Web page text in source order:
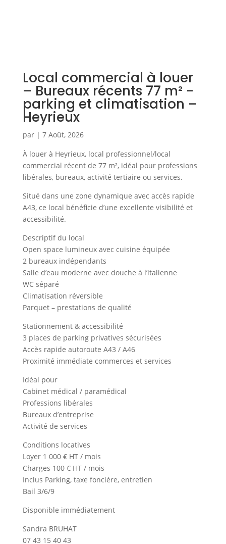
Local commercial à louer
– Bureaux récents 77 m² -
parking et climatisation –
Heyrieux
par | 7 Août, 2026
À louer à Heyrieux, local professionnel/local
commercial récent de 77 m², idéal pour professions
libérales, bureaux, activité tertiaire ou services.
Situé dans une zone dynamique avec accès rapide
A43, ce local bénéficie d’une excellente visibilité et
accessibilité.
Descriptif du local
Open space lumineux avec cuisine équipée
2 bureaux indépendants
Salle d’eau moderne avec douche à l’italienne
WC séparé
Climatisation réversible
Parquet – prestations de qualité
Stationnement & accessibilité
3 places de parking privatives sécurisées
Accès rapide autoroute A43 / A46
Proximité immédiate commerces et services
Idéal pour
Cabinet médical / paramédical
Professions libérales
Bureaux d’entreprise
Activité de services
Conditions locatives
Loyer 1 000 € HT / mois
Charges 100 € HT / mois
Inclus Parking, taxe foncière, entretien
Bail 3/6/9
Disponible immédiatement
Sandra BRUHAT
07 43 15 40 43